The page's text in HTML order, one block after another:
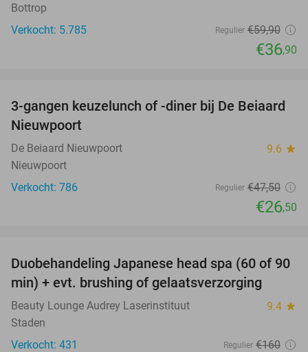
Bottrop
Verkocht: 5.785
Regulier €59,90
€36,90
44%
3-gangen keuzelunch of -diner bij De Beiaard
Nieuwpoort
De Beiaard Nieuwpoort 9.6 star
Nieuwpoort
Verkocht: 786
Regulier €47,50
€26,50
44%
Duobehandeling Japanese head spa (60 of 90
min) + evt. brushing of gelaatsverzorging
Beauty Lounge Audrey Laserinstituut 9.4 star
Staden
Verkocht: 431
Regulier €160